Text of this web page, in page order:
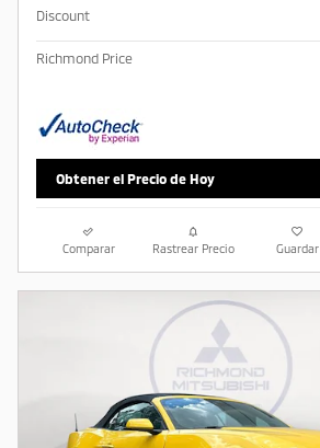
Discount
Richmond Price
Obtener el Precio de Hoy
Comparar Rastrear Precio Guardar